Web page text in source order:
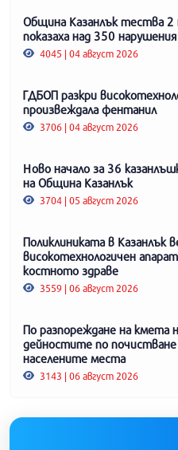
Община Казанлък тества
показаха над 350
4045 | 04 август 2026
ГДБОП разкри
произвеждала фентанил
3706 | 04 август 2026
Ново начало за 36
на Община Казанлък
3704 | 05 август 2026
Поликлиниката в Казанлък
високотехнологичен
костното здраве
3559 | 06 август 2026
По разпореждане на кмета
дейностите по почистване
населените места
3143 | 06 август 2026